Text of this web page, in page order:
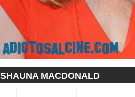
SHAUNA MACDONALD